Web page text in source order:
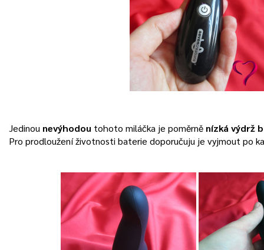
Jedinou nevýhodou tohoto miláčka je poměrně nízká výdrž
Pro prodloužení životnosti baterie doporučuju je vyjmout po